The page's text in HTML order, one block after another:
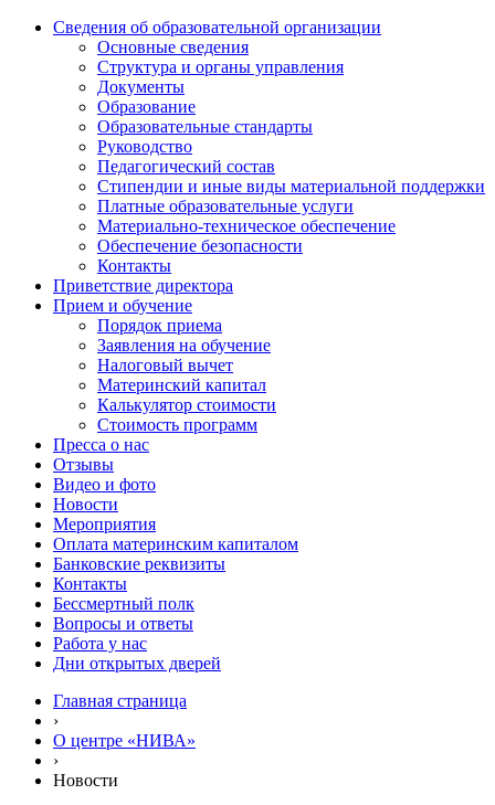
Сведения об образовательной организации
Основные сведения
Структура и органы управления
Документы
Образование
Образовательные стандарты
Руководство
Педагогический состав
Стипендии и иные виды материальной поддержки
Платные образовательные услуги
Материально-техническое обеспечение
Обеспечение безопасности
Контакты
Приветствие директора
Прием и обучение
Порядок приема
Заявления на обучение
Налоговый вычет
Материнский капитал
Калькулятор стоимости
Стоимость программ
Пресса о нас
Отзывы
Видео и фото
Новости
Мероприятия
Оплата материнским капиталом
Банковские реквизиты
Контакты
Бессмертный полк
Вопросы и ответы
Работа у нас
Дни открытых дверей
Главная страница
›
О центре «НИВА»
›
Новости